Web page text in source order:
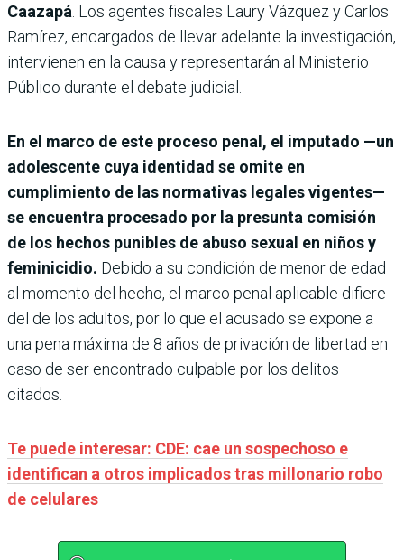
Caazapá . Los agentes fiscales Laury Vázquez y Carlos
Ramírez, encargados de llevar adelante la investigación,
intervienen en la causa y representarán al Ministerio
Público durante el debate judicial.
En el marco de este proceso penal, el imputado —un
adolescente cuya identidad se omite en
cumplimiento de las normativas legales vigentes—
se encuentra procesado por la presunta comisión
de los hechos punibles de abuso sexual en niños y
feminicidio. Debido a su condición de menor de edad
al momento del hecho, el marco penal aplicable difiere
del de los adultos, por lo que el acusado se expone a
una pena máxima de 8 años de privación de libertad en
caso de ser encontrado culpable por los delitos
citados.
Te puede interesar: CDE: cae un sospechoso e
identifican a otros implicados tras millonario robo
de celulares